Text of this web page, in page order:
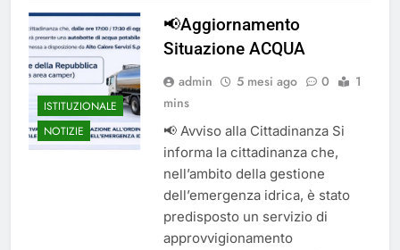
ISTITUZIONALE
NOTIZIE
📢Aggiornamento
Situazione ACQUA
admin 5 mesi ago 0
1
mins
📢 Avviso alla Cittadinanza Si
informa la cittadinanza che,
nell’ambito della gestione
dell’emergenza idrica, è stato
predisposto un servizio di
approvvigionamento